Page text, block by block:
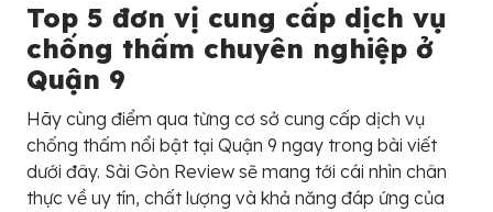
Top 5 đơn vị cung cấp dịch vụ
chống thấm chuyên nghiệp ở
Quận 9
Hãy cùng điểm qua từng cơ sở cung cấp dịch vụ
chống thấm nổi bật tại Quận 9 ngay trong bài viết
dưới đây. Sài Gòn Review sẽ mang tới cái nhìn chân
thực về uy tín, chất lượng và khả năng đáp ứng của